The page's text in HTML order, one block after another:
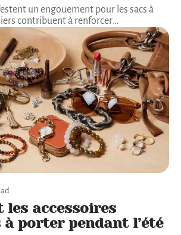
un engouement pour les sacs à
contribuent à renforcer…
les accessoires
à porter pendant l’été